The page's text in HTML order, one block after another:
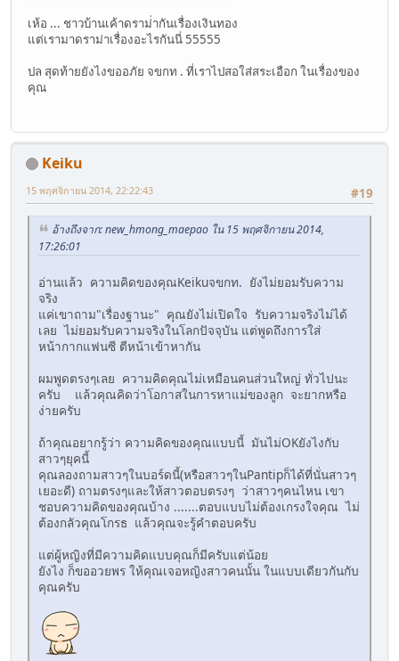
เห้อ ... ชาวบ้านเค้าดราม่่ากันเรื่องเงินทอง
แต่เรามาดราม่าเรื่องอะไรกันนี่ 55555
ปล สุดท้ายยังไงขออภัย จขกท . ที่เราไปสอใส่สระเอือก ในเรื่องของ
คุณ
Keiku
#19
15 พฤศจิกายน 2014, 22:22:43
อ้างถึงจาก: new_hmong_maepao ใน 15 พฤศจิกายน 2014,
17:26:01
อ่านแล้ว ความคิดของคุณKeikuจขกท. ยังไม่ยอมรับความ
จริง
แค่เขาถาม"เรื่องฐานะ" คุณยังไม่เปิดใจ รับความจริงไม่ได้
เลย ไม่ยอมรับความจริงในโลกปัจจุบัน แต่พูดถึงการใส่
หน้ากากแฟนซี ตีหน้าเข้าหากัน
ผมพูดตรงๆเลย ความคิดคุณไม่เหมือนคนส่วนใหญ่ ทั่วไปนะ
ครับ แล้วคุณคิดว่าโอกาสในการหาแม่ของลูก จะยากหรือ
ง่ายครับ
ถ้าคุณอยากรู้ว่า ความคิดของคุณแบบนี้ มันไม่OKยังไงกับ
สาวๆยุคนี้
คุณลองถามสาวๆในบอร์ดนี้(หรือสาวๆในPantipก็ได้ที่นั่นสาวๆ
เยอะดี) ถามตรงๆและให้สาวตอบตรงๆ ว่าสาวๆคนไหน เขา
ชอบความคิดของคุณบ้าง .......ตอบแบบไม่ต้องเกรงใจคุณ ไม่
ต้องกลัวคุณโกรธ แล้วคุณจะรู้คำตอบครับ
แต่ผู้หญิงที่มีความคิดแบบคุณก็มีครับแต่น้อย
ยังไง ก็ขออวยพร ให้คุณเจอหญิงสาวคนนั้น ในแบบเดียวกันกับ
คุณครับ